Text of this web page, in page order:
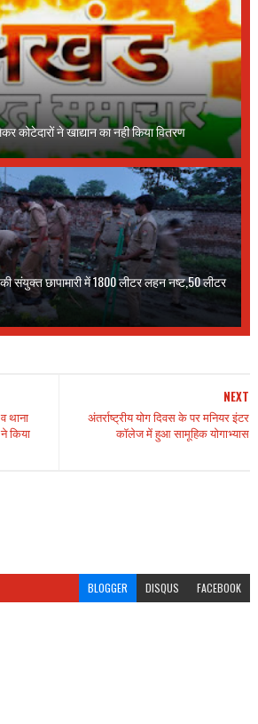
कोटेदारों ने खाद्यान का नही किया वितरण
संयुक्त छापामारी में 1800 लीटर लहन नष्ट,50 लीटर
NEXT
अंतर्राष्ट्रीय योग दिवस के पर मनियर इंटर
कॉलेज में हुआ सामूहिक योगाभ्यास
थाना
किया
BLOGGER DISQUS FACEBOOK